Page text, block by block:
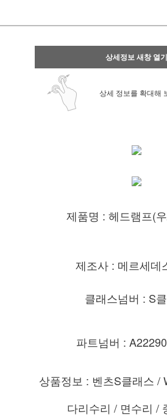
상세정보 새창 열기
상세 정보를 확대해
제품명 : 헤드램프(
제조사 : 메르세데
클래스넘버 : S
파트넘버 :
상품정보 : 벤츠S클래스 /
다리수리 / 면수리 /